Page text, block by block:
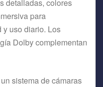
detalladas, colores
para
y uso diario. Los
Dolby complementan
sistema de cámaras